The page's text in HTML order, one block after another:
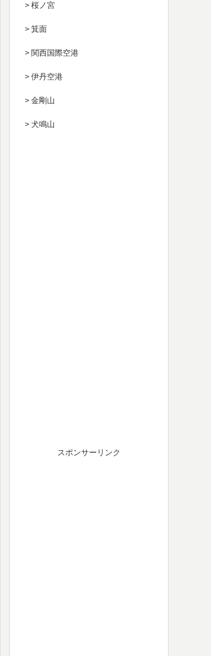
> 桜ノ宮
> 箕面
> 関西国際空港
> 伊丹空港
> 金剛山
> 犬鳴山
スポンサーリンク